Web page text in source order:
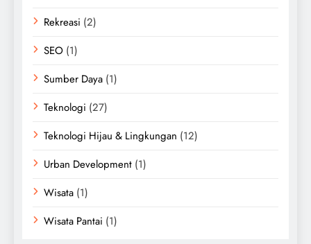
Rekreasi (2)
SEO (1)
Sumber Daya (1)
Teknologi (27)
Teknologi Hijau & Lingkungan (12)
Urban Development (1)
Wisata (1)
Wisata Pantai (1)